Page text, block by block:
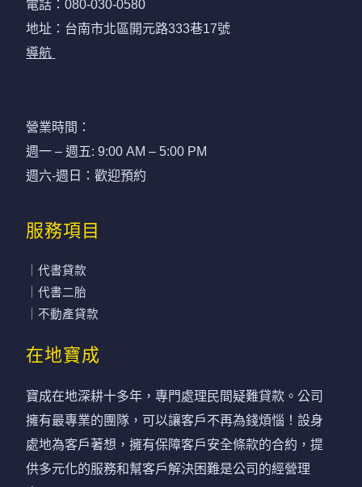
電話：080-030-0580
地址：台南市北區開元路333巷17號
導航
營業時間：
週一 – 週五: 9:00 AM – 5:00 PM
週六-週日：歡迎預約
服務項目
｜代書貸款
｜代書二胎
｜不動產貸款
在地寶成
寶成在地深耕十多年，專門處理民間疑難貸款。公司
擁有最專業的團隊，可以讓客戶不再為錢煩惱！設身
處地為客戶著想，擁有保障客戶安全條款的合約，提
供多元化的服務和幫客戶解決困難是公司的經營理